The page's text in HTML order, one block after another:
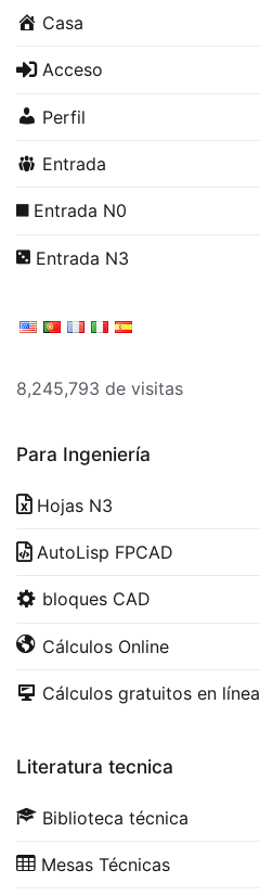
Casa
Acceso
Perfil
Entrada
Entrada N0
Entrada N3
8,245,793 de visitas
Para Ingeniería
Hojas N3
AutoLisp FPCAD
bloques CAD
Cálculos Online
Cálculos gratuitos en línea
Literatura tecnica
Biblioteca técnica
Mesas Técnicas